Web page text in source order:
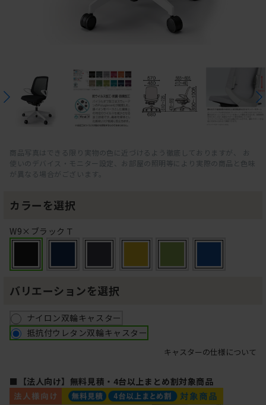
商品写真はできる限り実物の色に近づけるよう徹底しておりますが、 お
使いのデバイス・モニター設定、お部屋の照明等により実際の商品と色味
が異なる場合がございます。
カラーを選択
W9×ブラックＴ
バリエーションを選択
ナイロン双輪キャスター
抵抗付ウレタン双輪キャスター
キャスターの仕様について
■【法人向け】無料見積・4台以上まとめ割対象商品